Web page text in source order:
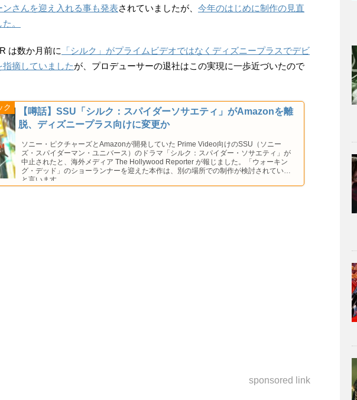
ンさんを迎え入れる事も発表されていましたが、 今年のはじめに制作の見直
。
は数か月前に
「シルク」がプライムビデオではなくディズニープラスでデビ
指摘していました が、プロデューサーの退社はこの実現に一歩近づいたので
【噂話】SSU「シルク：スパイダーソサエティ」がAmazonを離
脱、ディズニープラス向けに変更か
ソニー・ピクチャーズとAmazonが開発していた Prime Video向けのSSU（ソニー
ズ・スパイダーマン・ユニバース）のドラマ「シルク：スパイダー・ソサエティ」が
中止されたと、海外メディア The Hollywood Reporter が報じました。「ウォーキン
グ・デッド」のショーランナーを迎えた本作は、別の場所での制作が検討されている
と言います。
sponsored link